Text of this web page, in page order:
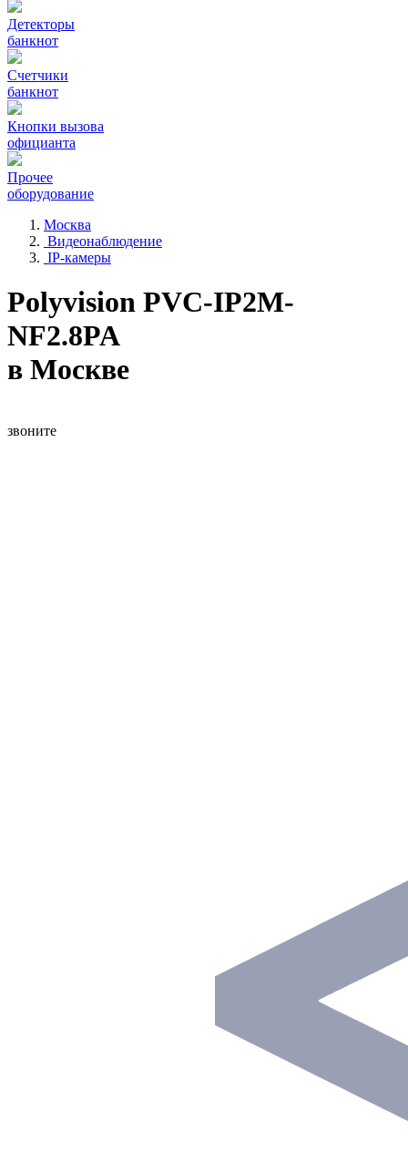
Детекторы
банкнот
Счетчики
банкнот
Кнопки вызова
официанта
Прочее
оборудование
Москва
Видеонаблюдение
IP-камеры
Polyvision PVC-IP2M-
NF2.8PA
в Москве
звоните